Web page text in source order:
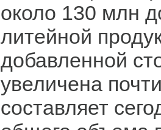
около 130 млн
литейной
добавленной
увеличена
составляет